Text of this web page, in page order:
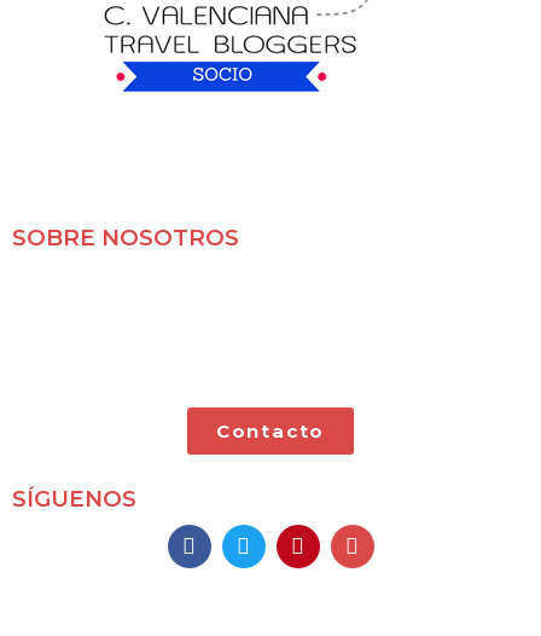
SOBRE NOSOTROS
Contacto
SÍGUENOS